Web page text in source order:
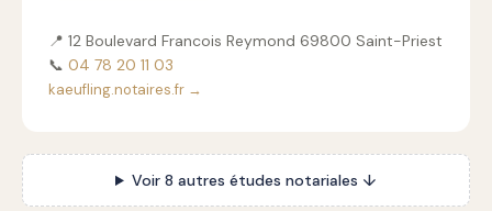
📍 12 Boulevard Francois Reymond 69800 Saint-Priest
📞 04 78 20 11 03
kaeufling.notaires.fr →
Voir 8 autres études notariales ↓